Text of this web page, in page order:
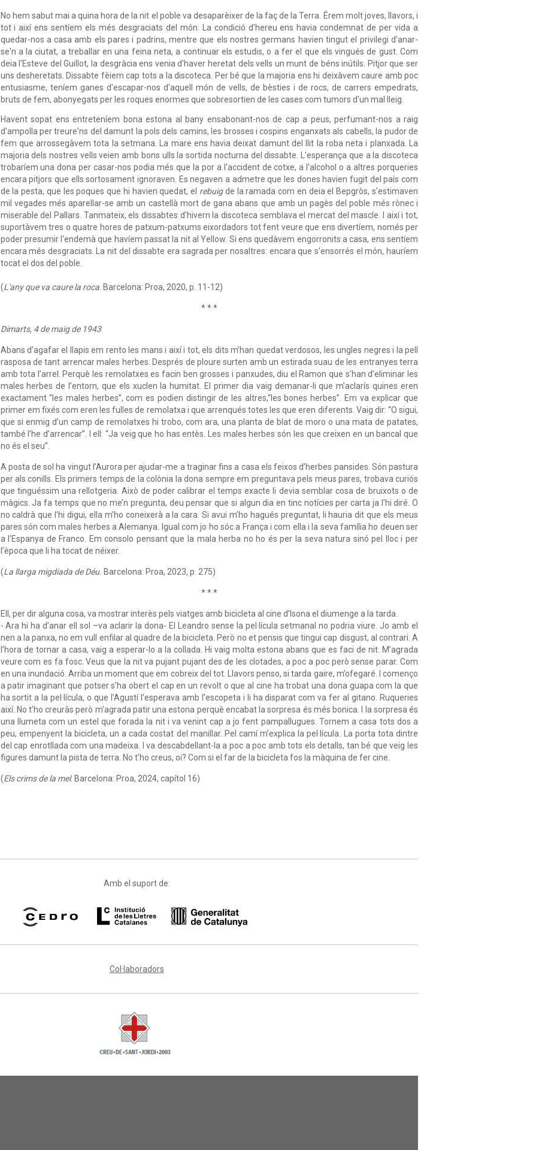
No hem sabut mai a quina hora de la nit el poble va desaparèixer de la faç de la Terra. Érem molt joves, llavors, i
tot i així ens sentíem els més desgraciats del món. La condició d'hereu ens havia condemnat de per vida a
quedar-nos a casa amb els pares i padrins, mentre que els nostres germans havien tingut el privilegi d'anar-
se'n a la ciutat, a treballar en una feina neta, a continuar els estudis, o a fer el que els vingués de gust. Com
deia l'Esteve del Guillot, la desgràcia ens venia d'haver heretat dels vells un munt de béns inútils. Pitjor que ser
uns desheretats. Dissabte fèiem cap tots a la discoteca. Per bé que la majoria ens hi deixàvem caure amb poc
entusiasme, teníem ganes d'escapar-nos d'aquell món de vells, de bèsties i de rocs, de carrers empedrats,
bruts de fem, abonyegats per les roques enormes que sobresortien de les cases com tumors d'un mal lleig.
Havent sopat ens entreteníem bona estona al bany ensabonant-nos de cap a peus, perfumant-nos a raig
d'ampolla per treure'ns del damunt la pols dels camins, les brosses i cospins enganxats als cabells, la pudor de
fem que arrossegàvem tota la setmana. La mare ens havia deixat damunt del llit la roba neta i planxada. La
majoria dels nostres vells veien amb bons ulls la sortida nocturna del dissabte. L'esperança que a la discoteca
trobaríem una dona per casar-nos podia més que la por a l'accident de cotxe, a l'alcohol o a altres porqueries
encara pitjors que ells sortosament ignoraven. Es negaven a admetre que les dones havien fugit del país com
de la pesta, que les poques que hi havien quedat, el rebuigde la ramada com en deia el Bepgròs, s'estimaven
mil vegades més aparellar-se amb un castellà mort de gana abans que amb un pagès del poble més rònec i
miserable del Pallars. Tanmateix, els dissabtes d'hivern la discoteca semblava el mercat del mascle. I així i tot,
suportàvem tres o quatre hores de patxum-patxums eixordadors tot fent veure que ens divertíem, només per
poder presumir l'endemà que havíem passat la nit al Yellow. Si ens quedàvem engorronits a casa, ens sentíem
encara més desgraciats. La nit del dissabte era sagrada per nosaltres: encara que s'ensorrés el món, hauríem
tocat el dos del poble.
(L'any que va caure la roca. Barcelona: Proa, 2020, p. 11-12)
* * *
Dimarts, 4 de maig de 1943
Abans d’agafar el llapis em rento les mans i així i tot, els dits m’han quedat verdosos, les ungles negres i la pell
rasposa de tant arrencar males herbes. Després de ploure surten amb un estirada suau de les entranyes terra
amb tota l’arrel. Perquè les remolatxes es facin ben grosses i panxudes, diu el Ramon que s’han d’eliminar les
males herbes de l’entorn, que els xuclen la humitat. El primer dia vaig demanar-li que m’aclarís quines eren
exactament “les males herbes”, com es podien distingir de les altres,“les bones herbes”. Em va explicar que
primer em fixés com eren les fulles de remolatxa i que arrenqués totes les que eren diferents. Vaig dir: “O sigui,
que si enmig d’un camp de remolatxes hi trobo, com ara, una planta de blat de moro o una mata de patates,
també l’he d’arrencar”. I ell: “Ja veig que ho has entès. Les males herbes són les que creixen en un bancal que
no és el seu”.
A posta de sol ha vingut l’Aurora per ajudar-me a traginar fins a casa els feixos d’herbes pansides. Són pastura
per als conills. Els primers temps de la colònia la dona sempre em preguntava pels meus pares, trobava curiós
que tinguéssim una rellotgeria. Això de poder calibrar el temps exacte li devia semblar cosa de bruixots o de
màgics. Ja fa temps que no me’n pregunta, deu pensar que si algun dia en tinc notícies per carta ja l’hi diré. O
no caldrà que l’hi digui, ella m’ho coneixerà a la cara. Si avui m’ho hagués preguntat, li hauria dit que els meus
pares són com males herbes a Alemanya. Igual com jo ho sóc a França i com ella i la seva família ho deuen ser
a l’Espanya de Franco. Em consolo pensant que la mala herba no ho és per la seva natura sinó pel lloc i per
l’època que li ha tocat de néixer.
(La llarga migdiada de Déu. Barcelona: Proa, 2023,p. 275)
* * *
Ell, per dir alguna cosa, va mostrar interès pels viatges amb bicicleta al cine d’Isona el diumenge a la tarda.
- Ara hi ha d’anar ell sol –va aclarir la dona- El Leandro sense la pel·lícula setmanal no podria viure. Jo amb el
nen a la panxa, no em vull enfilar al quadre de la bicicleta. Però no et pensis que tingui cap disgust, al contrari. A
l’hora de tornar a casa, vaig a esperar-lo a la collada. Hi vaig molta estona abans que es faci de nit. M’agrada
veure com es fa fosc. Veus que la nit va pujant pujant des de les clotades, a poc a poc però sense parar. Com
en una inundació. Arriba un moment que em cobreix del tot. Llavors penso, si tarda gaire, m’ofegaré. I començo
a patir imaginant que potser s’ha obert el cap en un revolt o que al cine ha trobat una dona guapa com la que
ha sortit a la pel·lícula, o que l’Agustí l’esperava amb l’escopeta i li ha disparat com va fer al gitano. Ruqueries
així. No t’ho creuràs però m’agrada patir una estona perquè encabat la sorpresa és més bonica. I la sorpresa és
una llumeta com un estel que forada la nit i va venint cap a jo fent pampallugues. Tornem a casa tots dos a
peu, empenyent la bicicleta, un a cada costat del manillar. Pel camí m’explica la pel·lícula. La porta tota dintre
del cap enrotllada com una madeixa. I va descabdellant-la a poc a poc amb tots els detalls, tan bé que veig les
figures damunt la pista de terra. No t’ho creus, oi? Com si el far de la bicicleta fos la màquina de fer cine.
(Els crims de la mel. Barcelona: Proa, 2024, capítol 16)
Amb el suport de:
Col·laboradors